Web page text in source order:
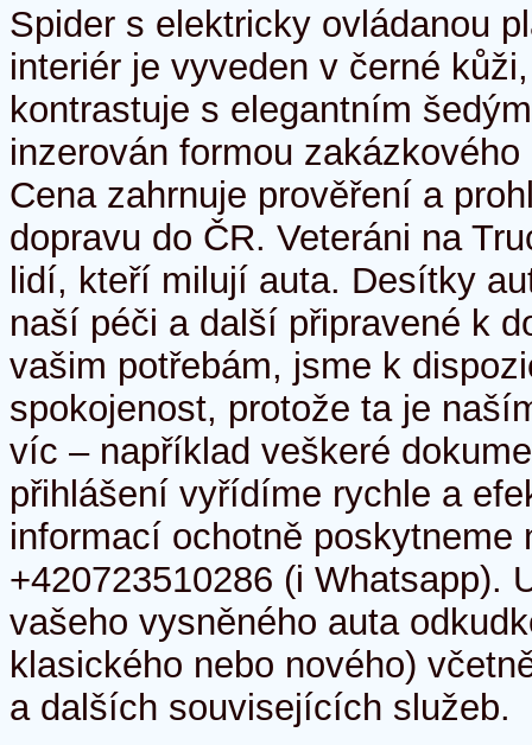
Spider s elektricky ovládanou
interiér je vyveden v černé
kontrastuje s elegantním
inzerován formou
Cena zahrnuje prověření a
dopravu do ČR. Veteráni na
lidí, kteří milují auta. Desítky
naší péči a další připravené k
vašim potřebám, jsme k
spokojenost, protože ta je
víc – například veškeré
přihlášení vyřídíme rychle a
informací ochotně poskytneme
+420723510286 (i Whatsapp).
vašeho vysněného auta
klasického nebo nového)
a dalších souvisejících služeb.